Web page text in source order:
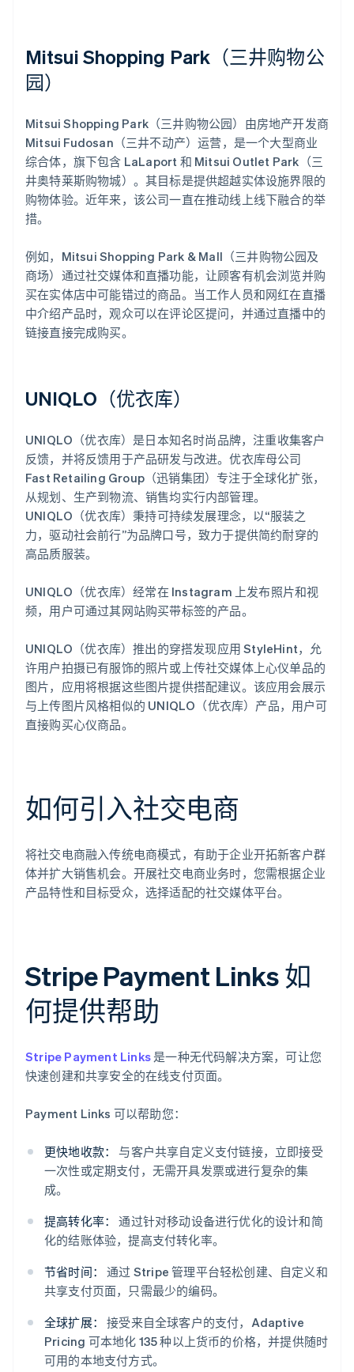
Mitsui Shopping Park（三井购物公
园）
Mitsui Shopping Park（三井购物公园）由房地产开发商
Mitsui Fudosan（三井不动产）运营，是一个大型商业
综合体，旗下包含 LaLaport 和 Mitsui Outlet Park（三
井奥特莱斯购物城）。其目标是提供超越实体设施界限的
购物体验。近年来，该公司一直在推动线上线下融合的举
措。
例如，Mitsui Shopping Park & Mall（三井购物公园及
商场）通过社交媒体和直播功能，让顾客有机会浏览并购
买在实体店中可能错过的商品。当工作人员和网红在直播
中介绍产品时，观众可以在评论区提问，并通过直播中的
链接直接完成购买。
UNIQLO（优衣库）
UNIQLO（优衣库）是日本知名时尚品牌，注重收集客户
反馈，并将反馈用于产品研发与改进。优衣库母公司
Fast Retailing Group（迅销集团）专注于全球化扩张，
从规划、生产到物流、销售均实行内部管理。
UNIQLO（优衣库）秉持可持续发展理念，以“服装之
力，驱动社会前行”为品牌口号，致力于提供简约耐穿的
高品质服装。
UNIQLO（优衣库）经常在 Instagram 上发布照片和视
频，用户可通过其网站购买带标签的产品。
UNIQLO（优衣库）推出的穿搭发现应用 StyleHint，允
许用户拍摄已有服饰的照片或上传社交媒体上心仪单品的
图片，应用将根据这些图片提供搭配建议。该应用会展示
与上传图片风格相似的 UNIQLO（优衣库）产品，用户可
直接购买心仪商品。
如何引入社交电商
将社交电商融入传统电商模式，有助于企业开拓新客户群
体并扩大销售机会。开展社交电商业务时，您需根据企业
产品特性和目标受众，选择适配的社交媒体平台。
Stripe Payment Links 如
何提供帮助
Stripe Payment Links 是一种无代码解决方案，可让您
快速创建和共享安全的在线支付页面。
Payment Links 可以帮助您：
更快地收款：
与客户共享自定义支付链接，立即接受
一次性或定期支付，无需开具发票或进行复杂的集
成。
提高转化率：
通过针对移动设备进行优化的设计和简
化的结账体验，提高支付转化率。
节省时间：
通过 Stripe 管理平台轻松创建、自定义和
共享支付页面，只需最少的编码。
全球扩展：
接受来自全球客户的支付，Adaptive
Pricing 可本地化 135 种以上货币的价格，并提供随时
可用的本地支付方式。
阿联酋
English